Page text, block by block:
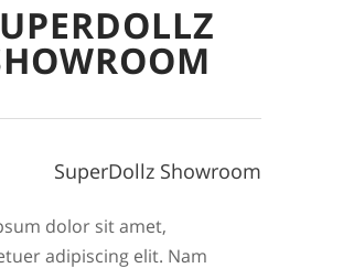
SuperDollz Showroom
dolor sit amet,
adipiscing elit. Nam